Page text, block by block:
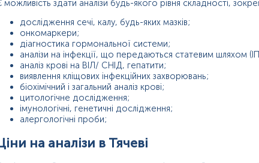
можливість здати аналізи будь-якого рівня складності,
дослідження сечі, калу, будь-яких мазків;
онкомаркери;
діагностика гормональної системи;
аналізи на інфекції, що передаються статевим шляхом
аналіз крові на ВІЛ/ СНІД, гепатити;
виявлення кліщових інфекційних захворювань;
біохімічний і загальний аналіз крові;
цитологічне дослідження;
імунологічні, генетичні дослідження;
алергологічні проби;
на аналізи в Тячеві